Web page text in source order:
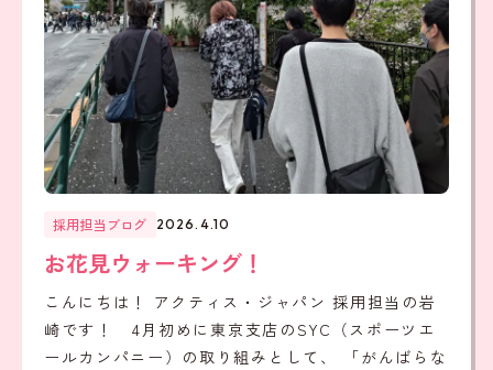
採用担当ブログ 2026.4.10
お花見ウォーキング！
こんにちは！ アクティス・ジャパン 採用担当の岩
崎です！ 4月初めに東京支店のSYC（スポーツエ
ールカンパニー）の取り組みとして、 「がんばらな